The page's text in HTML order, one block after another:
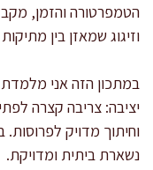
הטמפרטורה והזמן,
וזיגוג שמאזן בין
במתכון הזה אני
יציבה: צריבה קצרה
וחיתוך מדויק
נשארת ביתית ומדויקת.